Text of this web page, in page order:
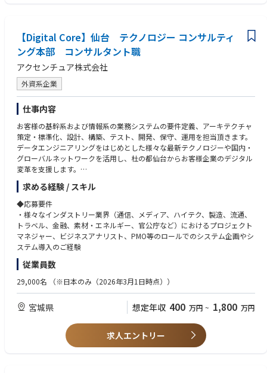
析・可視化を行う業務を担います。
[カスタムエンジニア]
・Java, Go, Node.js, Python, TypeScript,.Net等の開発言語によるWebア
プリケーション開発・運用、アーキテクチャ設計、アプリケーション設
計・開発標準書や手順書の作成・展開等の業務を担います。
・Swift、Kotlin、Objective-c、Android-Java等の開発言語によるiOS/And
roidのモバイルアプリケーションの要件定義、設計、構築、テスト、開
発、保守、運用の業務を担います。
[クラウド／パッケージエンジニア]
・AWS, GCP, Azure, Salesforce, ServiceNow, SAPといったクラウドやパッ
ケージソリューションを活用した開発・運用、ETL Tool(PowerCenter, Tal
end, MuleSoft, Boomi, SAP Hana Cloud Integration etc.)を使用したIntegr
ation設計・開発、新システムへのデータ移行計画・実施等の業務を担い
ます。
◆役割・期待
・お客様にとって最適なソリューションの提案から導入支援まで行って頂
きます。
・新しいテクノロジーにキャッチアップしながら、様々な業界で、要件定
義から設計、開発、テスト、保守運用まで幅広くチャレンジして頂きま
す。
◆経験できる領域
[共通]
・システム化企画や刷新計画などの上流フェーズから参画し、プロジェク
トの目的やゴール設定から携われることができます。
・システム開発・運用案件の多くは元請（プライム）での仕事になるた
【Digital Core】仙台 テクノロジー コンサルティ
ング本部 コンサルタント職
アクセンチュア株式会社
外資系企業
仕事内容
お客様の基幹系および情報系の業務システムの要件定義、アーキテクチャ
策定・標準化、設計、構築、テスト、開発、保守、運用を担当頂きます。
データエンジニアリングをはじめとした様々な最新テクノロジーや国内・
グローバルネットワークを活用し、杜の都仙台からお客様企業のデジタル
変革を支援します。
ワークライフバランスを保ちながら、多様なスキルを持ったメンバーと一
緒にダイナミックなプロジェクトに参画するといった次世代型の働き方を
仙台の地で一緒に実践してみませんか。
職種：コンサルタント
◆業務内容
グローバル対応・デジタルトランスフォーメーションを主体的に推進するI
ャー（PM）を募集いたします。具体的には、各種業界のITコンサルティン
グの専門家として、主に下記を担当していただきます。
・システム将来像の策定
・グローバルプロジェクトプランニング、グローバルプロジェクト推進
・ソリューション検討、システム開発計画の立案
・システムアーキテクチャの選定・設計
求める経験 / スキル
◆応募要件
・様々なインダストリー業界（通信、メディア、ハイテク、製造、流通、
トラベル、金融、素材・エネルギー、官公庁など）におけるプロジェクト
マネジャー、ビジネスアナリスト、PMO等のロールでのシステム企画やシ
ステム導入のご経験
従業員数
29,000名 （※日本のみ（2026年3月1日時点））
宮城県 想定年収 400 万円 ~ 1,800 万円
求人エントリー